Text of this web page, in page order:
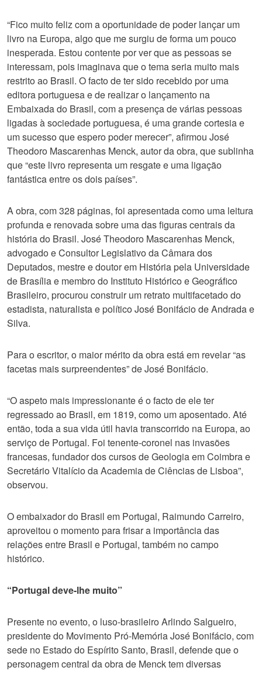
“Fico muito feliz com a oportunidade de poder lançar um
livro na Europa, algo que me surgiu de forma um pouco
inesperada. Estou contente por ver que as pessoas se
interessam, pois imaginava que o tema seria muito mais
restrito ao Brasil. O facto de ter sido recebido por uma
editora portuguesa e de realizar o lançamento na
Embaixada do Brasil, com a presença de várias pessoas
ligadas à sociedade portuguesa, é uma grande cortesia e
um sucesso que espero poder merecer”, afirmou José
Theodoro Mascarenhas Menck, autor da obra, que sublinha
que “este livro representa um resgate e uma ligação
fantástica entre os dois países”.
A obra, com 328 páginas, foi apresentada como uma leitura
profunda e renovada sobre uma das figuras centrais da
história do Brasil. José Theodoro Mascarenhas Menck,
advogado e Consultor Legislativo da Câmara dos
Deputados, mestre e doutor em História pela Universidade
de Brasília e membro do Instituto Histórico e Geográfico
Brasileiro, procurou construir um retrato multifacetado do
estadista, naturalista e político José Bonifácio de Andrada e
Silva.
Para o escritor, o maior mérito da obra está em revelar “as
facetas mais surpreendentes” de José Bonifácio.
“O aspeto mais impressionante é o facto de ele ter
regressado ao Brasil, em 1819, como um aposentado. Até
então, toda a sua vida útil havia transcorrido na Europa, ao
serviço de Portugal. Foi tenente-coronel nas invasões
francesas, fundador dos cursos de Geologia em Coimbra e
Secretário Vitalício da Academia de Ciências de Lisboa”,
observou.
O embaixador do Brasil em Portugal, Raimundo Carreiro,
aproveitou o momento para frisar a importância das
relações entre Brasil e Portugal, também no campo
histórico.
“Portugal deve-lhe muito”
Presente no evento, o luso-brasileiro Arlindo Salgueiro,
presidente do Movimento Pró-Memória José Bonifácio, com
sede no Estado do Espírito Santo, Brasil, defende que o
personagem central da obra de Menck tem diversas